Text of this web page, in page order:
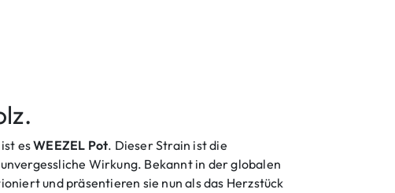
esWEEZEL Pot. Dieser Strain ist die
Wirkung. Bekannt in der globalen
und präsentieren sie nun als das Herzstück